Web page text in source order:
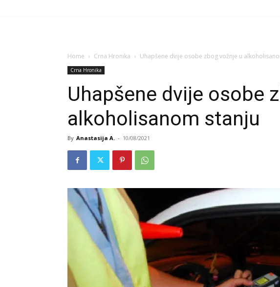
Home Crna Hronika Uhapšene dvije osobe zbog vožnje u
Crna Hronika
Uhapšene dvije osobe
alkoholisanom stanju
By Anastasija A. - 10/08/2021